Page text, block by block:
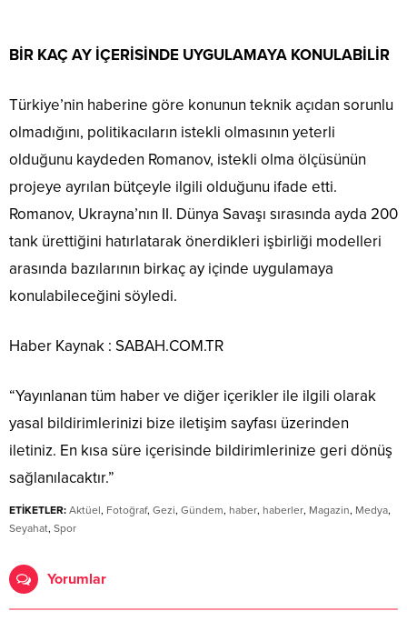
BİR KAÇ AY İÇERİSİNDE UYGULAMAYA KONULABİLİR
Türkiye’nin haberine göre konunun teknik açıdan sorunlu
olmadığını, politikacıların istekli olmasının yeterli
olduğunu kaydeden Romanov, istekli olma ölçüsünün
projeye ayrılan bütçeyle ilgili olduğunu ifade etti.
Romanov, Ukrayna’nın II. Dünya Savaşı sırasında ayda 200
tank ürettiğini hatırlatarak önerdikleri işbirliği modelleri
arasında bazılarının birkaç ay içinde uygulamaya
konulabileceğini söyledi.
Haber Kaynak : SABAH.COM.TR
“Yayınlanan tüm haber ve diğer içerikler ile ilgili olarak
yasal bildirimlerinizi bize iletişim sayfası üzerinden
iletiniz. En kısa süre içerisinde bildirimlerinize geri dönüş
sağlanılacaktır.”
ETİKETLER: Aktüel, Fotoğraf, Gezi, Gündem, haber, haberler, Magazin, Medya,
Seyahat, Spor
Yorumlar